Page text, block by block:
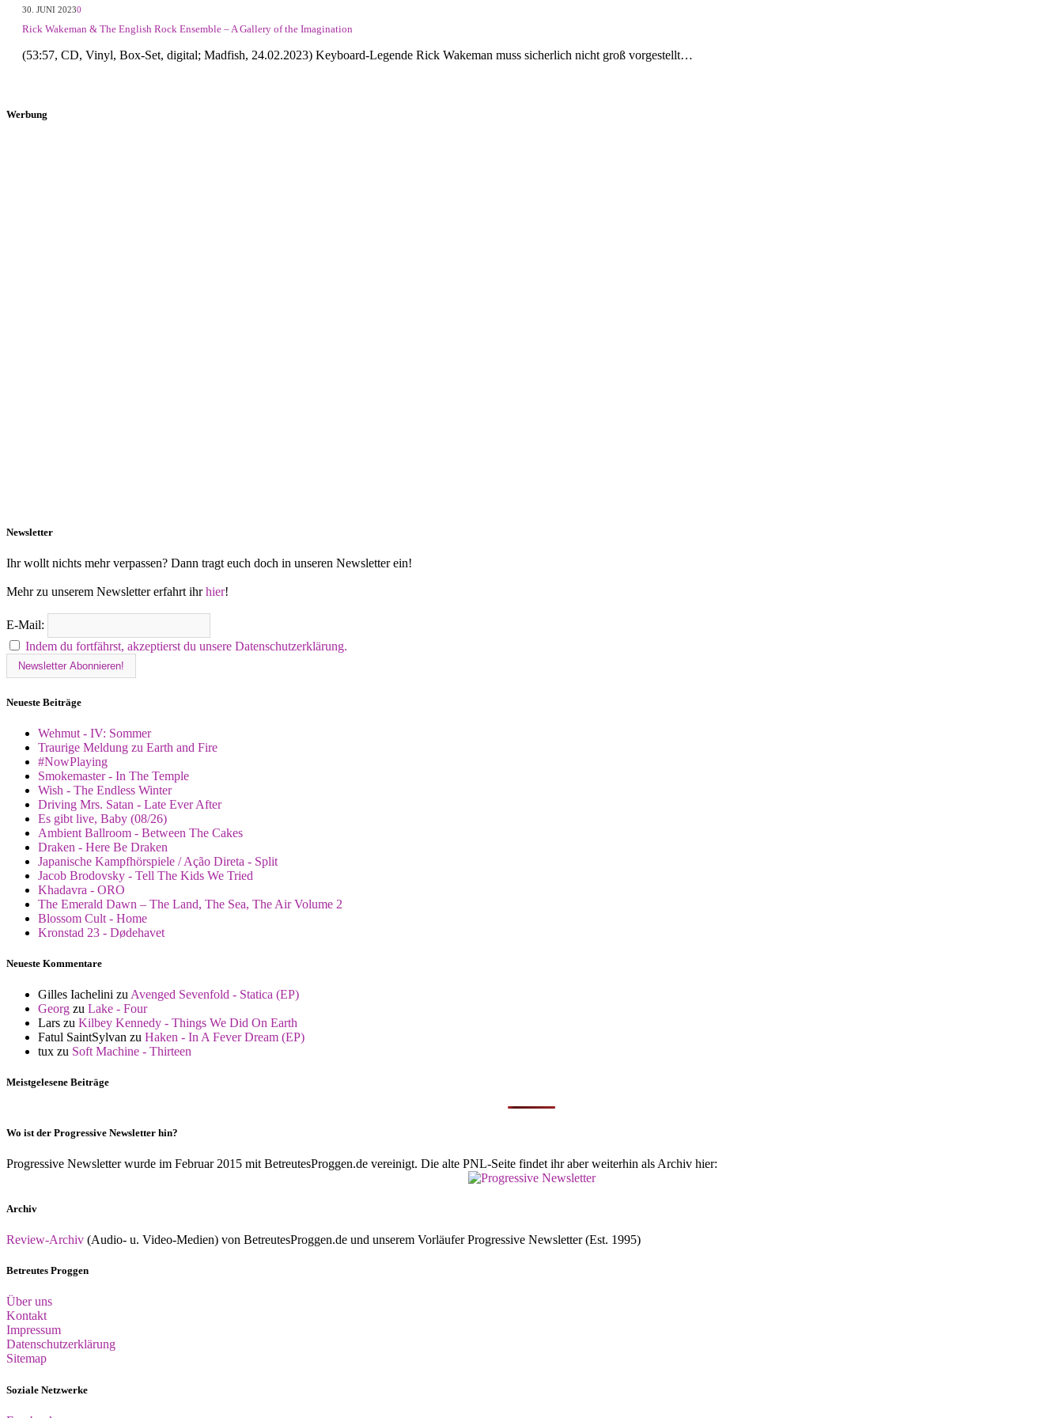
30. JUNI 20230
Rick Wakeman & The English Rock Ensemble – A Gallery of the Imagination
(53:57, CD, Vinyl, Box-Set, digital; Madfish, 24.02.2023) Keyboard-Legende Rick Wakeman muss sicherlich nicht groß vorgestellt…
Werbung
Newsletter
Ihr wollt nichts mehr verpassen? Dann tragt euch doch in unseren Newsletter ein!
Mehr zu unserem Newsletter erfahrt ihrhier!
E-Mail:
Indem du fortfährst, akzeptierst du unsere Datenschutzerklärung.
Neueste Beiträge
Wehmut - IV: Sommer
Traurige Meldung zu Earth and Fire
#NowPlaying
Smokemaster - In The Temple
Wish - The Endless Winter
Driving Mrs. Satan - Late Ever After
Es gibt live, Baby (08/26)
Ambient Ballroom - Between The Cakes
Draken - Here Be Draken
Japanische Kampfhörspiele / Ação Direta - Split
Jacob Brodovsky - Tell The Kids We Tried
Khadavra - ORO
The Emerald Dawn – The Land, The Sea, The Air Volume 2
Blossom Cult - Home
Kronstad 23 - Dødehavet
Neueste Kommentare
Gilles Iachelini zu Avenged Sevenfold - Statica (EP)
Georg zu Lake - Four
Lars zu Kilbey Kennedy - Things We Did On Earth
Fatul SaintSylvan zu Haken - In A Fever Dream (EP)
tux zu Soft Machine - Thirteen
Meistgelesene Beiträge
Wo ist der Progressive Newsletter hin?
Progressive Newsletter wurde im Februar 2015 mit BetreutesProggen.de vereinigt. Die alte PNL-Seite findet ihr aber weiterhin als Archiv hier:
Archiv
Review-Archiv (Audio- u. Video-Medien) von BetreutesProggen.de und unserem Vorläufer Progressive Newsletter (Est. 1995)
Betreutes Proggen
Über uns
Kontakt
Impressum
Datenschutzerklärung
Sitemap
Soziale Netzwerke